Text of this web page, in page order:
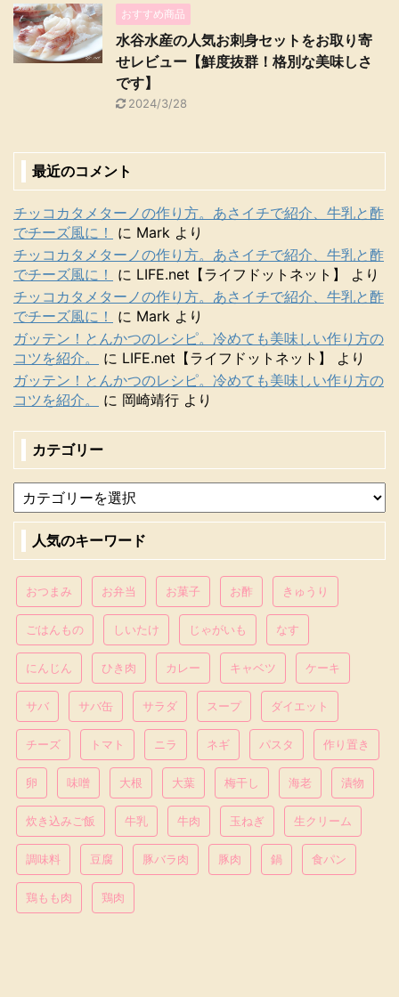
おすすめ商品
水谷水産の人気お刺身セットをお取り寄
せレビュー【鮮度抜群！格別な美味しさ
です】
2024/3/28
最近のコメント
チッコカタメターノの作り方。あさイチで紹介、牛乳と酢
でチーズ風に！
に Mark より
チッコカタメターノの作り方。あさイチで紹介、牛乳と酢
でチーズ風に！
に LIFE.net【ライフドットネット】
より
チッコカタメターノの作り方。あさイチで紹介、牛乳と酢
でチーズ風に！
に Mark より
ガッテン！とんかつのレシピ。冷めても美味しい作り方の
コツを紹介。
に LIFE.net【ライフドットネット】
より
ガッテン！とんかつのレシピ。冷めても美味しい作り方の
コツを紹介。
に 岡崎靖行 より
カテゴリー
人気のキーワード
おつまみ お弁当 お菓子 お酢 きゅうり
ごはんもの しいたけ じゃがいも なす
にんじん ひき肉 カレー キャベツ ケーキ
サバ サバ缶 サラダ スープ ダイエット
チーズ トマト ニラ ネギ パスタ 作り置き
卵 味噌 大根 大葉 梅干し 海老 漬物
炊き込みご飯 牛乳 牛肉 玉ねぎ 生クリーム
調味料 豆腐 豚バラ肉 豚肉 鍋 食パン
鶏もも肉 鶏肉